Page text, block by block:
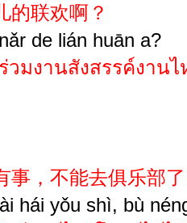
的联欢啊？
de lián huān a?
วมงานสังสรรค์งานไ
事，不能去俱乐部
hái yǒu shì, bù